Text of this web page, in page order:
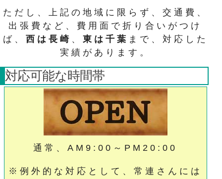
ただし、上記の地域に限らず、交通費、
出張費など、費用面で折り合いがつけ
ば、 西は長崎 、 東は千葉 まで、対応した
実績があります。
対応可能な時間帯
通常、AM9:00～PM20:00
※例外的な対応として、常連さんには